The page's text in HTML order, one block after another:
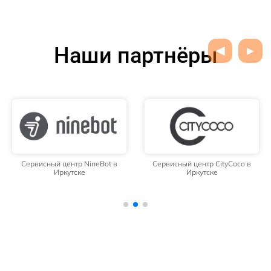
Наши партнёры
Сервисный центр NineBot в
Иркутске
Сервисный центр CityCoco в
Иркутске